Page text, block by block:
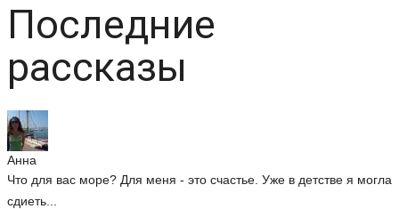
Последние
рассказы
Анна
Что для вас море? Для меня - это счастье. Уже в детстве я могла
сдиеть...